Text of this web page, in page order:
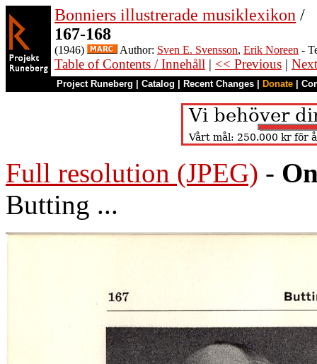
Bonniers illustrerade musiklexikon /
167-168
(1946) Author: Sven E. Svensson, Erik Noreen -
Table of Contents / Innehåll | << Previous |
Project Runeberg Catalog Recent Changes Donate
Full resolution (JPEG) -
Butting ...